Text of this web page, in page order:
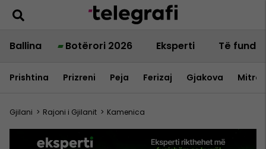
Ballina Botërori 2026 Eksperti Të fundit
Prishtina Prizreni Peja Ferizaj Gjakova
Gjilani > Rajoni i Gjilanit > Kamenica